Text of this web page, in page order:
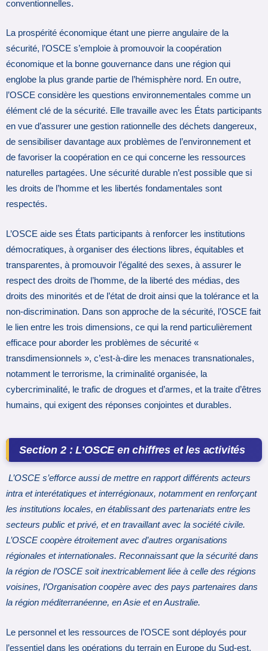
conventionnelles.
La prospérité économique étant une pierre angulaire de la
sécurité, l’OSCE s’emploie à promouvoir la coopération
économique et la bonne gouvernance dans une région qui
englobe la plus grande partie de l’hémisphère nord. En outre,
l’OSCE considère les questions environnementales comme un
élément clé de la sécurité. Elle travaille avec les États participants
en vue d’assurer une gestion rationnelle des déchets dangereux,
de sensibiliser davantage aux problèmes de l’environnement et
de favoriser la coopération en ce qui concerne les ressources
naturelles partagées. Une sécurité durable n’est possible que si
les droits de l’homme et les libertés fondamentales sont
respectés.
L’OSCE aide ses États participants à renforcer les institutions
démocratiques, à organiser des élections libres, équitables et
transparentes, à promouvoir l’égalité des sexes, à assurer le
respect des droits de l’homme, de la liberté des médias, des
droits des minorités et de l’état de droit ainsi que la tolérance et la
non-discrimination. Dans son approche de la sécurité, l’OSCE fait
le lien entre les trois dimensions, ce qui la rend particulièrement
efficace pour aborder les problèmes de sécurité «
transdimensionnels », c’est-à-dire les menaces transnationales,
notamment le terrorisme, la criminalité organisée, la
cybercriminalité, le trafic de drogues et d’armes, et la traite d’êtres
humains, qui exigent des réponses conjointes et durables.
Section 2 : L’OSCE en chiffres et les activités
L’OSCE s’efforce aussi de mettre en rapport différents acteurs
intra et interétatiques et interrégionaux, notamment en renforçant
les institutions locales, en établissant des partenariats entre les
secteurs public et privé, et en travaillant avec la société civile.
L’OSCE coopère étroitement avec d’autres organisations
régionales et internationales. Reconnaissant que la sécurité dans
la région de l’OSCE soit inextricablement liée à celle des régions
voisines, l’Organisation coopère avec des pays partenaires dans
la région méditerranéenne, en Asie et en Australie.
Le personnel et les ressources de l’OSCE sont déployés pour
l’essentiel dans les opérations du terrain en Europe du Sud-est,